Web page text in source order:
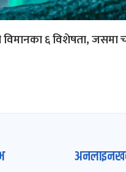
विमानका ६ विशेषता, जसमा